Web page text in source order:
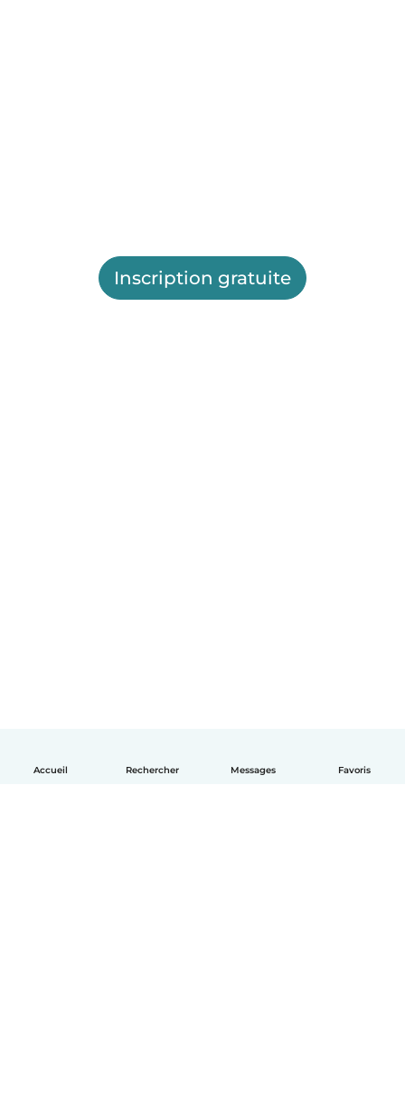
Accueil Rechercher Messages Favoris
Inscription gratuite